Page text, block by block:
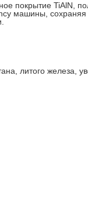
покрытие TiAlN,
машины,
литого железа,